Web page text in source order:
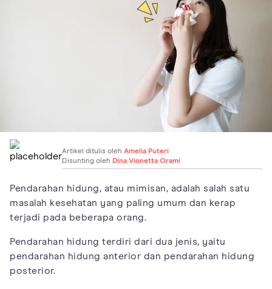
Artikel ditulis oleh Amelia Puteri
Disunting oleh Dina Vionetta Orami
Pendarahan hidung, atau mimisan, adalah salah satu
masalah kesehatan yang paling umum dan kerap
terjadi pada beberapa orang.
Pendarahan hidung terdiri dari dua jenis, yaitu
pendarahan hidung anterior dan pendarahan hidung
posterior.